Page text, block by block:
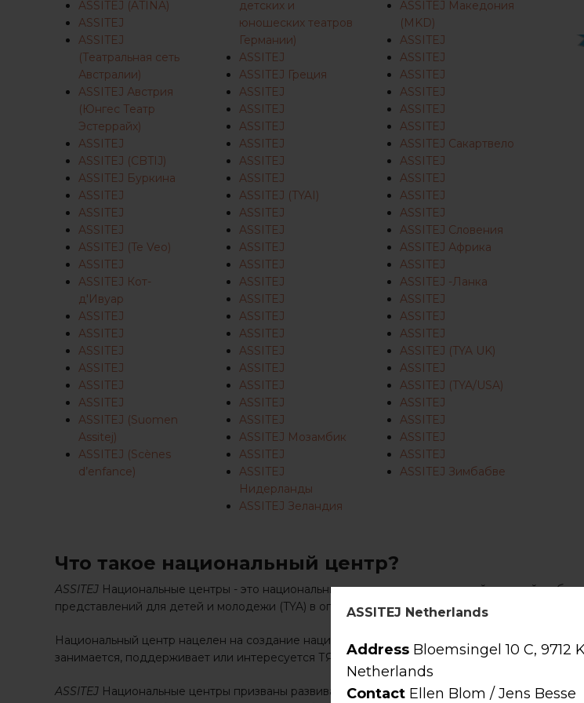
ASSITEJ Netherlands
Address Bloemsingel 10 C, 9712
Netherlands
Contact Ellen Blom / Jens Besse
Нажмите Enter для поиска или ESC для закрытия
ASSITEJ (ATINA)
ASSITEJ
ASSITEJ
(Театральная сеть
Австралии)
ASSITEJ Австрия
(Юнгес Театр
Эстеррайх)
ASSITEJ
ASSITEJ (CBTIJ)
ASSITEJ Буркина
ASSITEJ
ASSITEJ
ASSITEJ
ASSITEJ (Te Veo)
ASSITEJ
ASSITEJ Кот-
д'Ивуар
ASSITEJ
ASSITEJ
ASSITEJ
ASSITEJ
ASSITEJ
ASSITEJ
ASSITEJ (Suomen
Assitej)
ASSITEJ (Scènes
d’enfance)
детских и
юношеских театров
Германии)
ASSITEJ
ASSITEJ Греция
ASSITEJ
ASSITEJ
ASSITEJ
ASSITEJ
ASSITEJ
ASSITEJ
ASSITEJ (TYAI)
ASSITEJ
ASSITEJ
ASSITEJ
ASSITEJ
ASSITEJ
ASSITEJ
ASSITEJ
ASSITEJ
ASSITEJ
ASSITEJ
ASSITEJ
ASSITEJ
ASSITEJ
ASSITEJ Мозамбик
ASSITEJ
ASSITEJ
Нидерланды
ASSITEJ Зеландия
ASSITEJ Македония
(MKD)
ASSITEJ
ASSITEJ
ASSITEJ
ASSITEJ
ASSITEJ
ASSITEJ
ASSITEJ Сакартвело
ASSITEJ
ASSITEJ
ASSITEJ
ASSITEJ
ASSITEJ Словения
ASSITEJ Африка
ASSITEJ
ASSITEJ -Ланка
ASSITEJ
ASSITEJ
ASSITEJ
ASSITEJ (TYA UK)
ASSITEJ
ASSITEJ (TYA/USA)
ASSITEJ
ASSITEJ
ASSITEJ
ASSITEJ
ASSITEJ Зимбабве
Что такое национальный центр?
ASSITEJ Национальные центры - это национальные сети трупп, организаций и людей,
представлений для детей и молодежи (TYA) в определенной стране.
Национальный центр нацелен на создание национальной представительной сети,
занимается, поддерживает или интересуется ТЯ.
ASSITEJ Национальные центры призваны развивать сферу ТЯ в своей стране,